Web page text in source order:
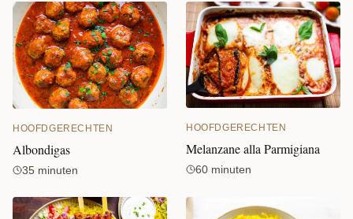
HOOFDGERECHTEN
Albondigas
35 minuten
HOOFDGERECHTEN
Melanzane alla Parmigiana
60 minuten